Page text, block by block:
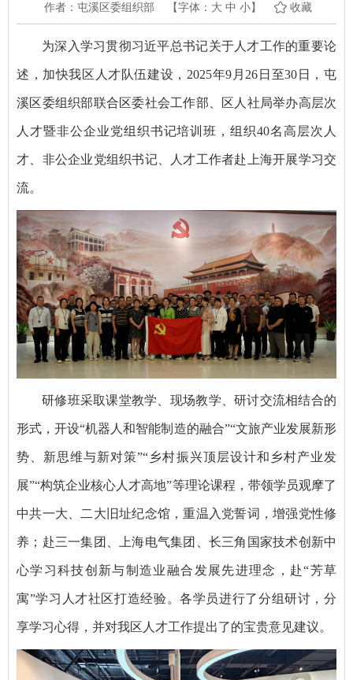
作者：屯溪区委组织部
【字体： 大 中 小】 收藏
为深入学习贯彻习近平总书记关于人才工作的重要论
述，加快我区人才队伍建设，2025年9月26日至30日，屯
溪区委组织部联合区委社会工作部、区人社局举办高层次
人才暨非公企业党组织书记培训班，组织40名高层次人
才、非公企业党组织书记、人才工作者赴上海开展学习交
流。
研修班采取课堂教学、现场教学、研讨交流相结合的
形式，开设“机器人和智能制造的融合”“文旅产业发展新形
势、新思维与新对策”“乡村振兴顶层设计和乡村产业发
展”“构筑企业核心人才高地”等理论课程，带领学员观摩了
中共一大、二大旧址纪念馆，重温入党誓词，增强党性修
养；赴三一集团、上海电气集团、长三角国家技术创新中
心学习科技创新与制造业融合发展先进理念，赴“芳草
寓”学习人才社区打造经验。各学员进行了分组研讨，分
享学习心得，并对我区人才工作提出了的宝贵意见建议。